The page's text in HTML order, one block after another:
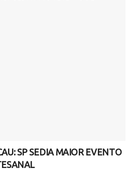
SP SEDIA MAIOR EVENTO